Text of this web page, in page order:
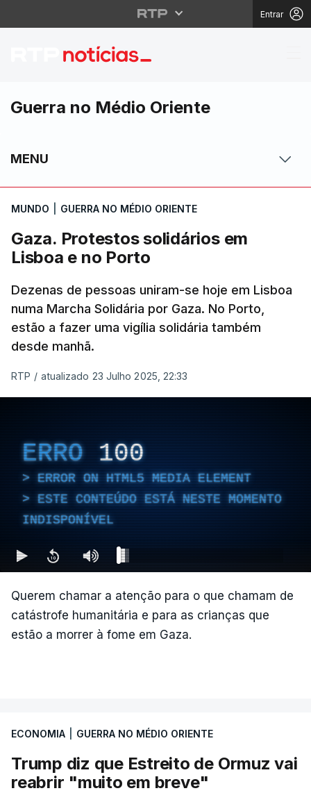
Entrar
Gaza. Protestos
Guerra no Médio Oriente
MENU
MUNDO GUERRA NO MÉDIO ORIENTE
Gaza. Protestos solidários em
Lisboa e no Porto
Dezenas de pessoas uniram-se hoje em Lisboa
numa Marcha Solidária por Gaza. No Porto,
estão a fazer uma vigília solidária também
desde manhã.
RTP / atualizado 23 Julho 2025, 22:33
ERRO 100
ERROR ON HTML5 MEDIA ELEMENT
ESTE CONTEÚDO ESTÁ NESTE MOMENTO
INDISPONÍVEL
Querem chamar a atenção para o que chamam de
catástrofe humanitária e para as crianças que
estão a morrer à fome em Gaza.
ECONOMIA GUERRA NO MÉDIO ORIENTE
Trump diz que Estreito de Ormuz vai
reabrir "muito em breve"